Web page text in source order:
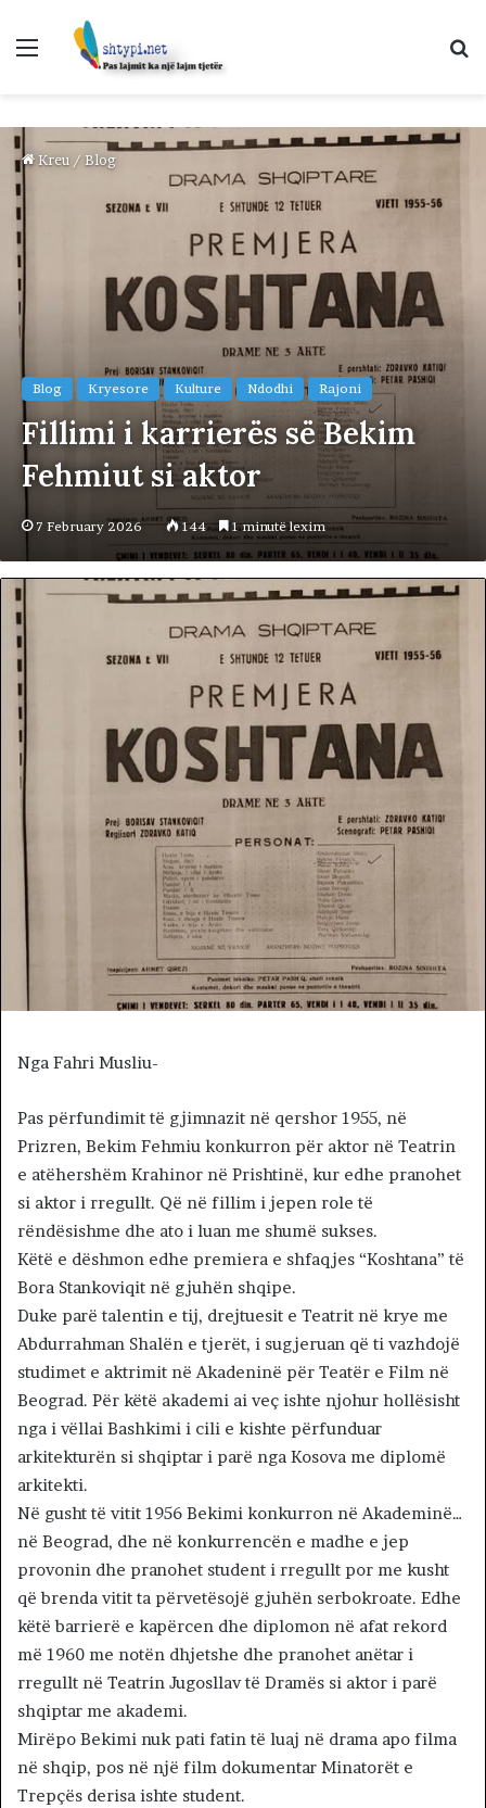
Menu
Kreu / Blog
Blog Kryesore Kulture Ndodhi Rajoni
Fillimi i karrierës së Bekim
Fehmiut si aktor
7 February 2026 144 1 minutë lexim
Nga Fahri Musliu-
Pas përfundimit të gjimnazit në qershor 1955, në
Prizren, Bekim Fehmiu konkurron për aktor në Teatrin
e atëhershëm Krahinor në Prishtinë, kur edhe pranohet
si aktor i rregullt. Që në fillim i jepen role të
rëndësishme dhe ato i luan me shumë sukses.
Këtë e dëshmon edhe premiera e shfaqjes “Koshtana” të
Bora Stankoviqit në gjuhën shqipe.
Duke parë talentin e tij, drejtuesit e Teatrit në krye me
Abdurrahman Shalën e tjerët, i sugjeruan që ti vazhdojë
studimet e aktrimit në Akadeninë për Teatër e Film në
Beograd. Për këtë akademi ai veç ishte njohur hollësisht
nga i vëllai Bashkimi i cili e kishte përfunduar
arkitekturën si shqiptar i parë nga Kosova me diplomë
arkitekti.
Në gusht të vitit 1956 Bekimi konkurron në Akademinë…
në Beograd, dhe në konkurrencën e madhe e jep
provonin dhe pranohet student i rregullt por me kusht
që brenda vitit ta përvetësojë gjuhën serbokroate. Edhe
këtë barrierë e kapërcen dhe diplomon në afat rekord
më 1960 me notën dhjetshe dhe pranohet anëtar i
rregullt në Teatrin Jugosllav të Dramës si aktor i parë
shqiptar me akademi.
Mirëpo Bekimi nuk pati fatin të luaj në drama apo filma
në shqip, pos në një film dokumentar Minatorët e
Trepçës derisa ishte student.